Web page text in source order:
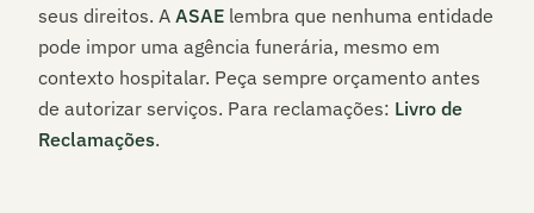
seus direitos. A ASAE lembra que nenhuma entidade
pode impor uma agência funerária, mesmo em
contexto hospitalar. Peça sempre orçamento antes
de autorizar serviços. Para reclamações: Livro de
Reclamações.